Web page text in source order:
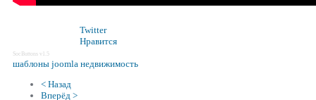
Twitter
Нравится
SocButtons v1.5
шаблоны joomla недвижимость
< Назад
Вперёд >